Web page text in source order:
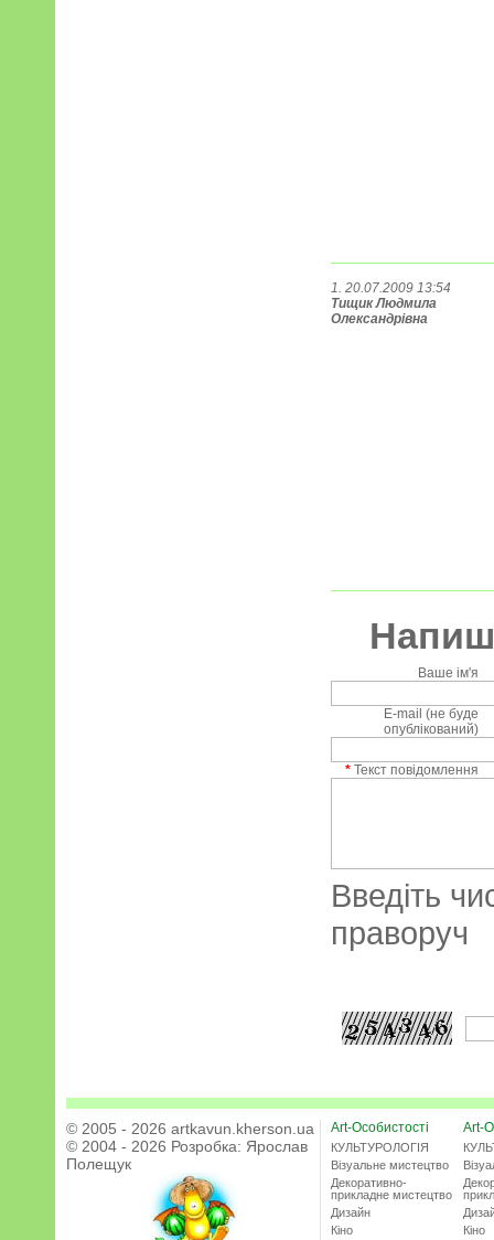
1. 20.07.2009 13:54
Тищик Людмила
Олександрівна
Ваше ім'я
E-mail (не буде
опублікований)
* Текст повідомлення
Введіть
праворуч
© 2005 - 2026 artkavun.kherson.ua
© 2004 - 2026 Розробка: Ярослав
Полещук
Art-Особистості
КУЛЬТУРОЛОГІЯ
Візуальне мистецтво
Декоративно-
прикладне мистецтво
Дизайн
Кіно
Art-
Кіно